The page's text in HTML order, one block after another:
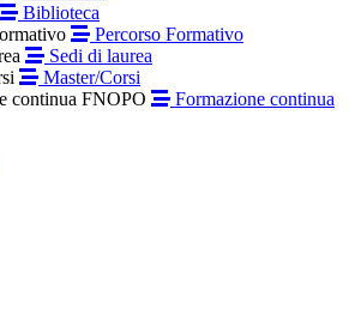
Biblioteca
Percorso Formativo
Sedi di laurea
Master/Corsi
continua FNOPO
Formazione continua